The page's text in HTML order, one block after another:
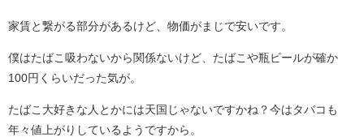
家賃と繋がる部分があるけど、物価がまじで安いです。
僕はたばこ吸わないから関係ないけど、たばこや瓶ビールが確か
100円くらいだった気が。
たばこ大好きな人とかには天国じゃないですかね？今はタバコも
年々値上がりしているようですから。